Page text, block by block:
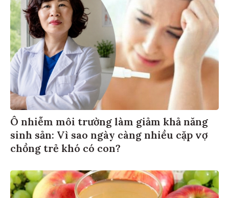
Ô nhiễm môi trường làm giảm khả năng
sinh sản: Vì sao ngày càng nhiều cặp vợ
chồng trẻ khó có con?